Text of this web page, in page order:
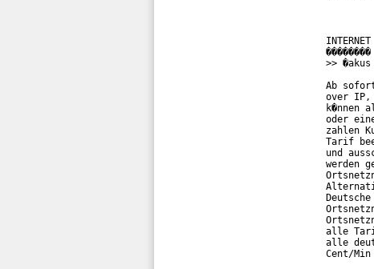
INTERNET
��������
>>
Ab
over IP,
k�nnen
oder
zahlen
Tarif
und
werden
alle
alle
Cent/